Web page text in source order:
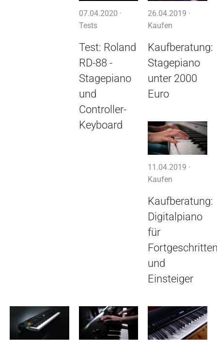
07.04.2020 ·
Tests
Test: Roland
RD-88 -
Stagepiano
und
Controller-
Keyboard
26.04.2019 ·
Kaufen
Kaufberatung:
Stagepiano
unter 2000
Euro
11.04.2019 ·
Kaufen
Kaufberatung:
Digitalpiano
für
und
Einsteiger